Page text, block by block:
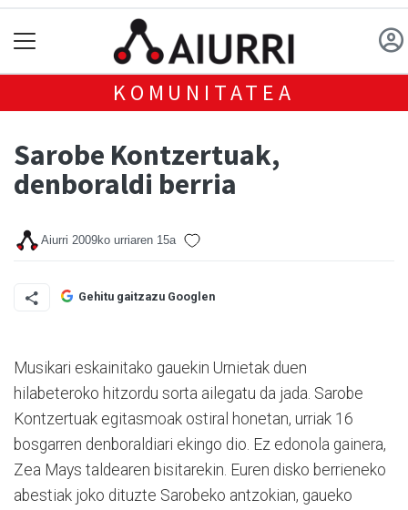
KOMUNITATEA
Sarobe Kontzertuak,
denboraldi berria
Aiurri 2009ko urriaren 15a
Gehitu gaitzazu Googlen
Musikari eskainitako gauekin Urnietak duen
hilabeteroko hitzordu sorta ailegatu da jada. Sarobe
Kontzertuak egitasmoak ostiral honetan, urriak 16
bosgarren denboraldiari ekingo dio. Ez edonola gainera,
Zea Mays taldearen bisitarekin. Euren disko berrieneko
abestiak joko dituzte Sarobeko antzokian, gaueko